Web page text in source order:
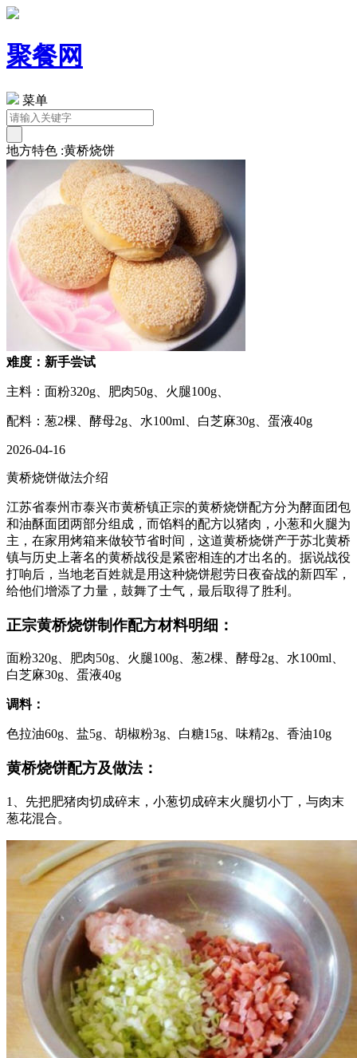
聚餐网
菜单
地方特色 :黄桥烧饼
难度：新手尝试
主料：面粉320g、肥肉50g、火腿100g、
配料：葱2棵、酵母2g、水100ml、白芝麻30g、蛋液40g
2026-04-16
黄桥烧饼做法介绍
江苏省泰州市泰兴市黄桥镇正宗的黄桥烧饼配方分为酵面团包
和油酥面团两部分组成，而馅料的配方以猪肉，小葱和火腿为
主，在家用烤箱来做较节省时间，这道黄桥烧饼产于苏北黄桥
镇与历史上著名的黄桥战役是紧密相连的才出名的。据说战役
打响后，当地老百姓就是用这种烧饼慰劳日夜奋战的新四军，
给他们增添了力量，鼓舞了士气，最后取得了胜利。
正宗黄桥烧饼制作配方材料明细：
面粉320g、肥肉50g、火腿100g、葱2棵、酵母2g、水100ml、
白芝麻30g、蛋液40g
调料：
色拉油60g、盐5g、胡椒粉3g、白糖15g、味精2g、香油10g
黄桥烧饼配方及做法：
1、先把肥猪肉切成碎末，小葱切成碎末火腿切小丁，与肉末
葱花混合。